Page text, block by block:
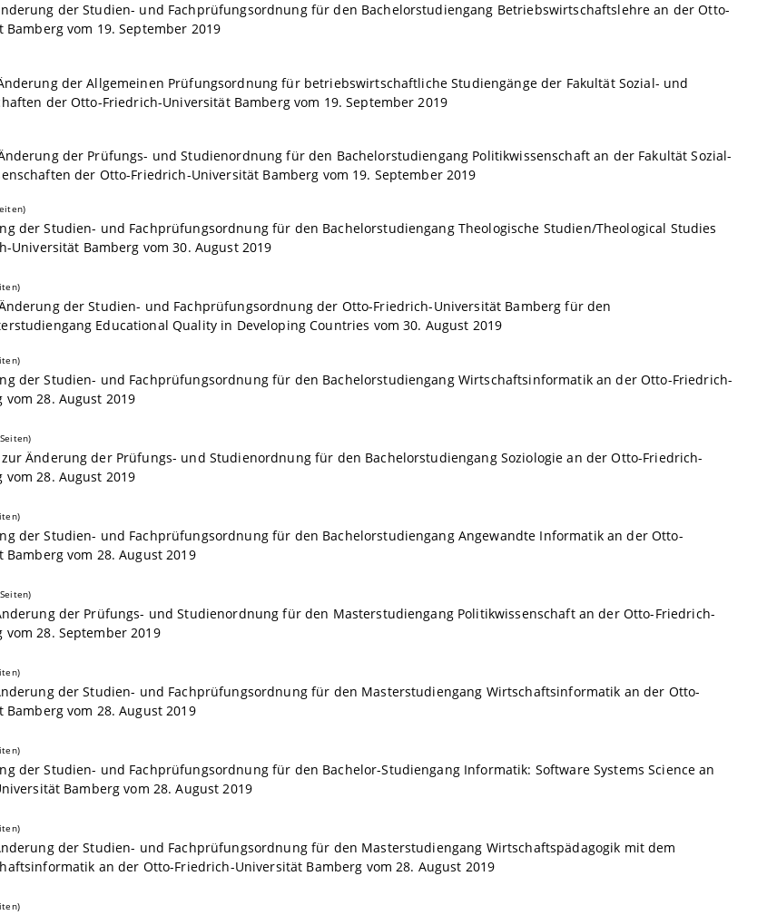
der Studien- und Fachprüfungsordnung für den Bachelorstudiengang Betriebswirtschaftslehre an der Otto-
vom 19. September 2019
der Allgemeinen Prüfungsordnung für betriebswirtschaftliche Studiengänge der Fakultät Sozial- und
der Otto-Friedrich-Universität Bamberg vom 19. September 2019
der Prüfungs- und Studienordnung für den Bachelorstudiengang Politikwissenschaft an der Fakultät Sozial-
der Otto-Friedrich-Universität Bamberg vom 19. September 2019
der Studien- und Fachprüfungsordnung für den Bachelorstudiengang Theologische Studien/Theological Studies
Universität Bamberg vom 30. August 2019
der Studien- und Fachprüfungsordnung der Otto-Friedrich-Universität Bamberg für den
Educational Quality in Developing Countries vom 30. August 2019
der Studien- und Fachprüfungsordnung für den Bachelorstudiengang Wirtschaftsinformatik an der Otto-Friedrich-
28. August 2019
Änderung der Prüfungs- und Studienordnung für den Bachelorstudiengang Soziologie an der Otto-Friedrich-
28. August 2019
der Studien- und Fachprüfungsordnung für den Bachelorstudiengang Angewandte Informatik an der Otto-
vom 28. August 2019
der Prüfungs- und Studienordnung für den Masterstudiengang Politikwissenschaft an der Otto-Friedrich-
28. September 2019
der Studien- und Fachprüfungsordnung für den Masterstudiengang Wirtschaftsinformatik an der Otto-
vom 28. August 2019
der Studien- und Fachprüfungsordnung für den Bachelor-Studiengang Informatik: Software Systems Science an
Bamberg vom 28. August 2019
der Studien- und Fachprüfungsordnung für den Masterstudiengang Wirtschaftspädagogik mit dem
an der Otto-Friedrich-Universität Bamberg vom 28. August 2019